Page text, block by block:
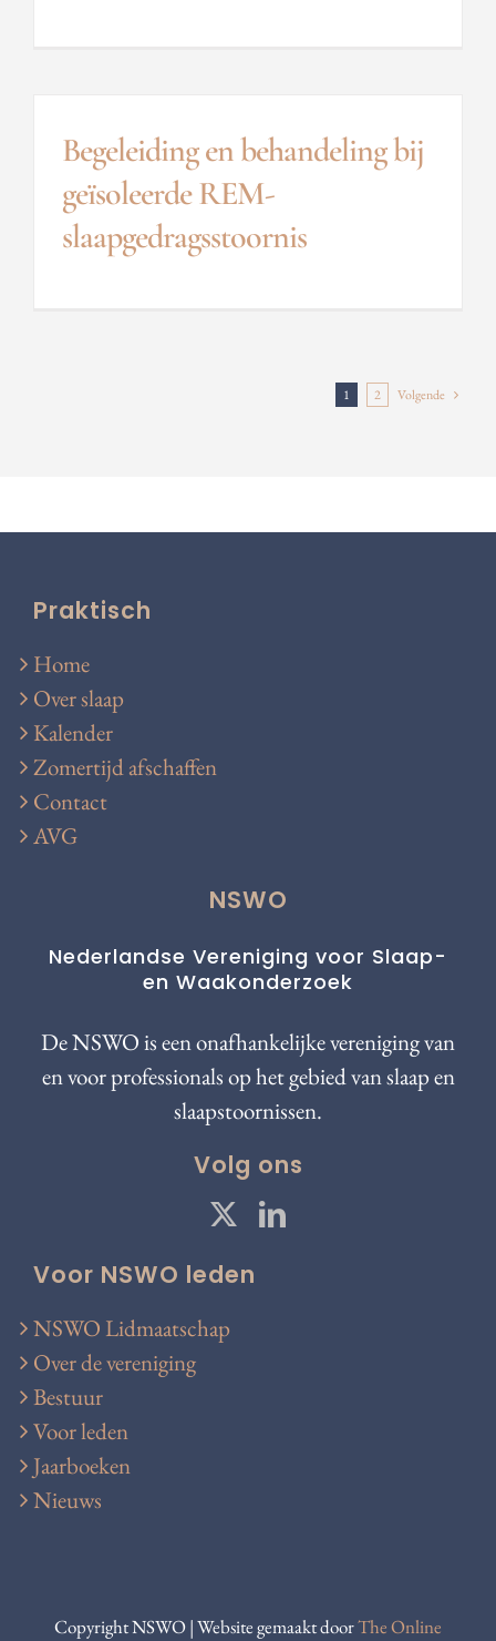
Begeleiding en behandeling bij
geïsoleerde REM-
slaapgedragsstoornis
1 2 Volgende
Praktisch
Home
Over slaap
Kalender
Zomertijd afschaffen
Contact
AVG
NSWO
Nederlandse Vereniging voor Slaap-
en Waakonderzoek
De NSWO is een onafhankelijke vereniging van
en voor professionals op het gebied van slaap en
slaapstoornissen.
Volg ons
Voor NSWO leden
NSWO Lidmaatschap
Over de vereniging
Bestuur
Voor leden
Jaarboeken
Nieuws
Copyright NSWO | Website gemaakt doorThe Online